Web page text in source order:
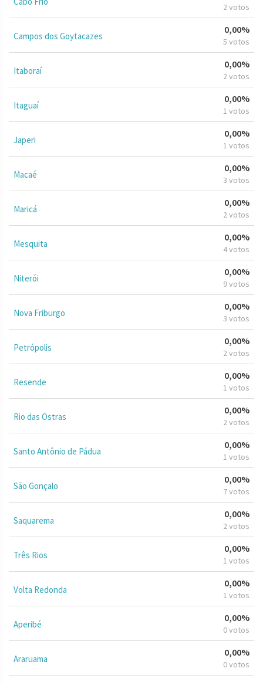
2 votos
Campos dos Goytacazes
0,00%
5 votos
Itaboraí
0,00%
2 votos
Itaguaí
0,00%
1 votos
Japeri
0,00%
1 votos
Macaé
0,00%
3 votos
Maricá
0,00%
2 votos
Mesquita
0,00%
4 votos
Niterói
0,00%
9 votos
Nova Friburgo
0,00%
3 votos
Petrópolis
0,00%
2 votos
Resende
0,00%
1 votos
Rio das Ostras
0,00%
2 votos
Santo Antônio de Pádua
0,00%
1 votos
São Gonçalo
0,00%
7 votos
Saquarema
0,00%
2 votos
Três Rios
0,00%
1 votos
Volta Redonda
0,00%
1 votos
Aperibé
0,00%
0 votos
Araruama
0,00%
0 votos